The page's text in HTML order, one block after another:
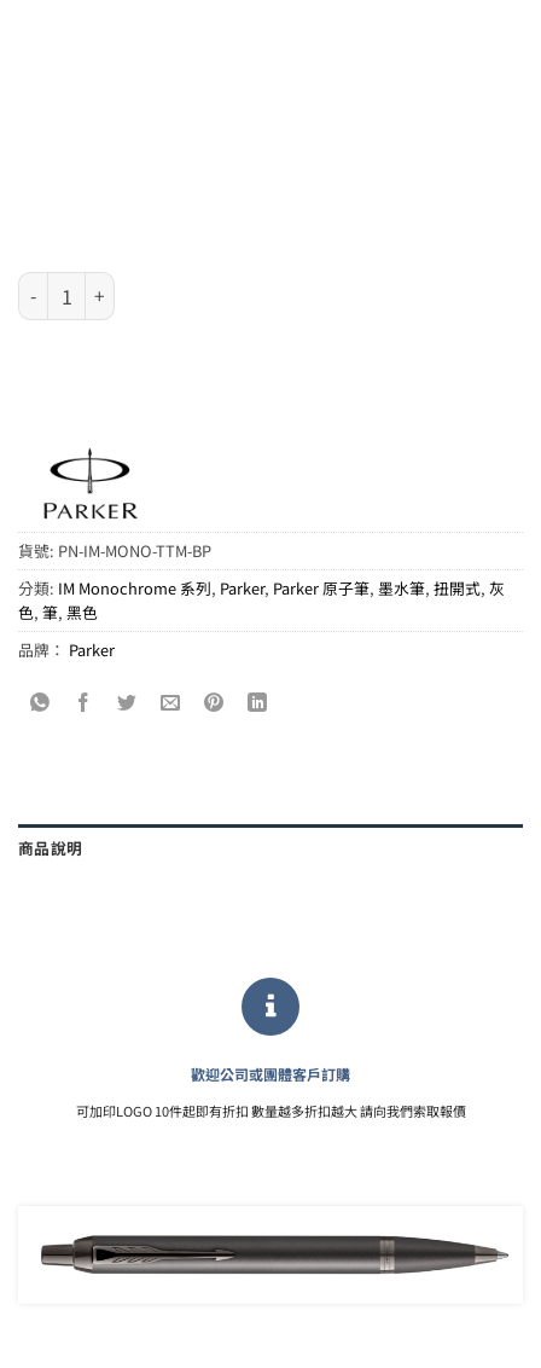
Parker IM Monochrome 系列 - 純鈦金屬色原子筆 (2172961) 數量
貨號: PN-IM-MONO-TTM-BP
分類: IM Monochrome 系列, Parker, Parker 原子筆, 墨水筆, 扭開式, 灰
色, 筆, 黑色
品牌： Parker
商品說明
歡迎公司或團體客戶訂購
可加印LOGO 10件起即有折扣 數量越多折扣越大 請向我們索取報價